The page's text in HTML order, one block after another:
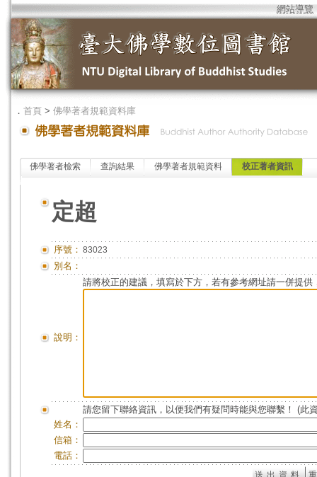
網站導覽
． 首頁 > 佛學著者規範資料庫
佛學著者檢索 查詢結果 佛學著者規範資料 校正著者資訊
定超
序號： 83023
別名：
說明：
請將校正的建議，填寫於下方，若有參考網址請一併提供
請您留下聯絡資訊，以便我們有疑問時能與您聯繫！ (此
姓名：
信箱：
電話：